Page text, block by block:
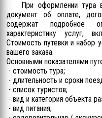
При оформлении тура
документ об оплате,
содержат подробное
характеристику услуг,
Стоимость путевки и набор
вашего заказа.
Основными показателями
- стоимость тура;
- длительность и сроки
- список туристов;
- вид и категория объекта
- вид питания;